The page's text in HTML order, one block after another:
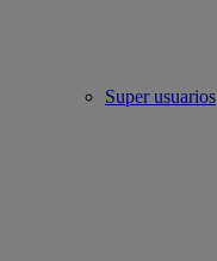
Super usuarios